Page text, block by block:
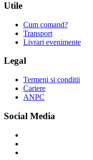
Utile
Cum comand?
Transport
Livrari evenimente
Legal
Termeni si conditii
Cariere
ANPC
Social Media